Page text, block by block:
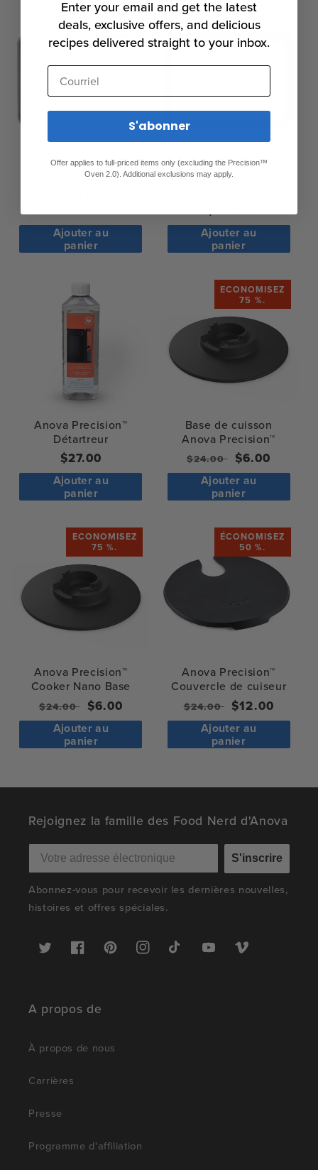
Anova Precision™
Poêle perforée
normal
Ajouter au
panier
Anova Precision™
Tapis de cuisson en
normal
$24.00
Ajouter au
panier
Anova Precision™
Détartreur
Prix
normal
$27.00
Ajouter au
panier
ECONOMISEZ
75 %.
Base de cuisson
Anova Precision™
Prix
normal
$24.00 Prix
de
vente
$6.00
Ajouter au
panier
ECONOMISEZ
75 %.
Anova Precision™
Cooker Nano Base
Prix
normal
$24.00 Prix
de
vente
$6.00
Ajouter au
panier
ÉCONOMISEZ
50 %.
Anova Precision™
Couvercle de cuiseur
Prix
normal
$24.00 Prix
de
vente
$12.00
Ajouter au
panier
Rejoignez la famille des Food Nerd d'Anova
S'inscrire
Abonnez-vous pour recevoir les dernières nouvelles,
histoires et offres spéciales.
Twitter FacebookPinterestInstagramTikTok YouTubeVimeo
A propos de
À propos de nous
Carrières
Presse
Programme d'affiliation
Enter your email and get the latest
deals, exclusive offers, and delicious
recipes delivered straight to your inbox.
Courriel
S'abonner
Offer applies to full-priced items only (excluding the Precision™
Oven 2.0). Additional exclusions may apply.